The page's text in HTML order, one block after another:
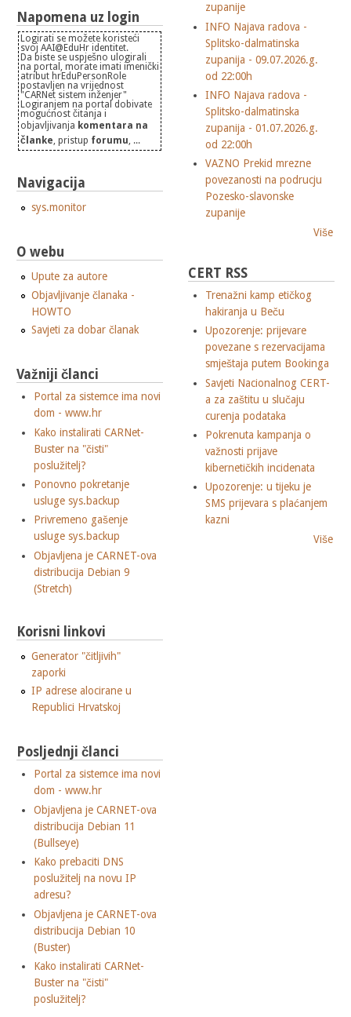
Napomena uz login
Logirati se možete koristeći
svoj AAI@EduHr identitet.
Da biste se uspješno ulogirali
na portal, morate imati imenički
atribut hrEduPersonRole
postavljen na vrijednost
"CARNet sistem inženjer"
Logiranjem na portal dobivate
mogućnost čitanja i
objavljivanja komentara na
članke, pristup forumu, ...
Navigacija
sys.monitor
O webu
Upute za autore
Objavljivanje članaka -
HOWTO
Savjeti za dobar članak
Važniji članci
Portal za sistemce ima novi
dom - www.hr
Kako instalirati CARNet-
Buster na "čisti"
poslužitelj?
Ponovno pokretanje
usluge sys.backup
Privremeno gašenje
usluge sys.backup
Objavljena je CARNET-ova
distribucija Debian 9
(Stretch)
Korisni linkovi
Generator "čitljivih"
zaporki
IP adrese alocirane u
Republici Hrvatskoj
Posljednji članci
Portal za sistemce ima novi
dom - www.hr
Objavljena je CARNET-ova
distribucija Debian 11
(Bullseye)
Kako prebaciti DNS
poslužitelj na novu IP
adresu?
Objavljena je CARNET-ova
distribucija Debian 10
(Buster)
Kako instalirati CARNet-
Buster na "čisti"
poslužitelj?
zupanije
INFO Najava radova -
Splitsko-dalmatinska
zupanija - 09.07.2026.g.
od 22:00h
INFO Najava radova -
Splitsko-dalmatinska
zupanija - 01.07.2026.g.
od 22:00h
VAZNO Prekid mrezne
povezanosti na podrucju
Pozesko-slavonske
zupanije
Više
CERT RSS
Trenažni kamp etičkog
hakiranja u Beču
Upozorenje: prijevare
povezane s rezervacijama
smještaja putem Bookinga
Savjeti Nacionalnog CERT-
a za zaštitu u slučaju
curenja podataka
Pokrenuta kampanja o
važnosti prijave
kibernetičkih incidenata
Upozorenje: u tijeku je
SMS prijevara s plaćanjem
kazni
Više